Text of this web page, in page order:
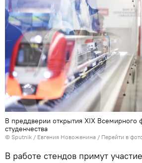
В преддверии открытия XIX Всемирного
студенчества
© Sputnik / Евгения Новоженина / Перейти в
В работе стендов примут